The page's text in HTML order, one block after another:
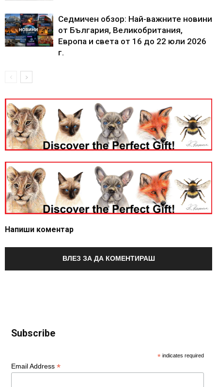
Седмичен обзор: Най-важните новини
от България, Великобритания,
Европа и света от 16 до 22 юли 2026
г.
Напиши коментар
ВЛЕЗ ЗА ДА КОМЕНТИРАШ
Subscribe
* indicates required
Email Address *